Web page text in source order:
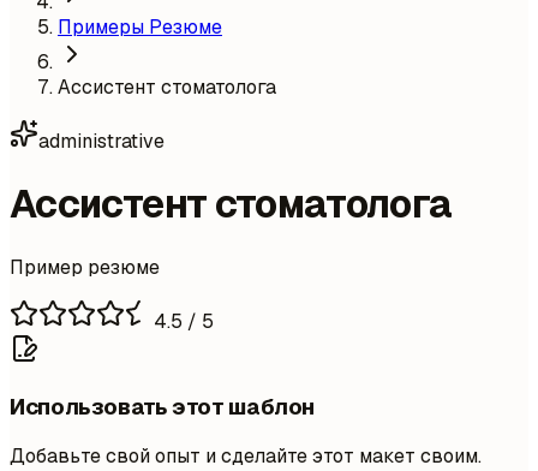
Примеры Резюме
Ассистент стоматолога
administrative
Ассистент стоматолога
Пример резюме
4.5 / 5
Использовать этот шаблон
Добавьте свой опыт и сделайте этот макет своим.